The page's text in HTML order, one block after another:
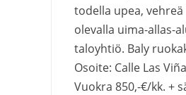
todella upea,
olevalla uima-allas-
taloyhtiö. Baly
Osoite: Calle Las
Vuokra 850,-€/kk. +